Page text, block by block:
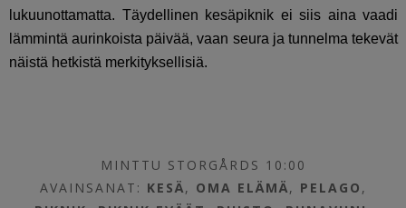
lukuunottamatta. Täydellinen kesäpiknik ei siis aina vaadi
lämmintä aurinkoista päivää, vaan seura ja tunnelma tekevät
näistä hetkistä merkityksellisiä.
MINTTU STORGÅRDS 10:00
AVAINSANAT: KESÄ, OMA ELÄMÄ, PELAGO ,